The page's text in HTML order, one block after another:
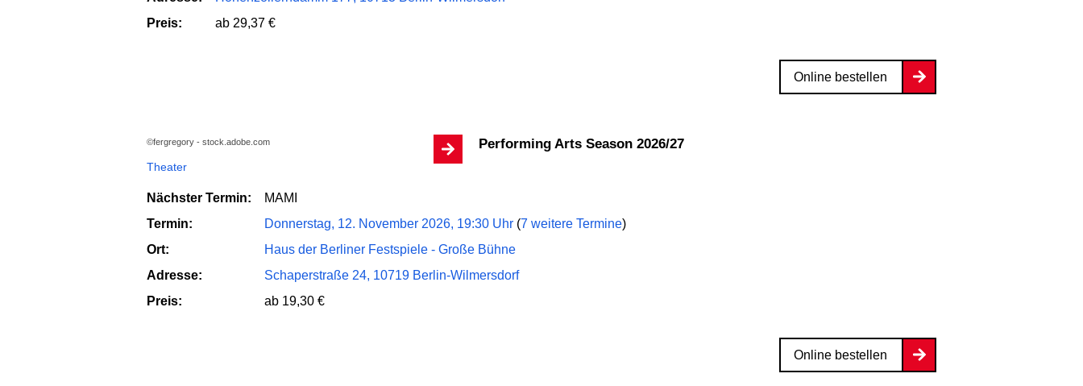
Preis:
ab 29,37 €
Online bestellen
©fergregory - stock.adobe.com Performing Arts Season 2026/27
Theater
Nächster Termin:
MAMI
Termin:
Donnerstag, 12. November 2026, 19:30 Uhr (7 weitere Termine)
Ort:
Haus der Berliner Festspiele - Große Bühne
Adresse:
Schaperstraße 24, 10719 Berlin-Wilmersdorf
Preis:
ab 19,30 €
Online bestellen